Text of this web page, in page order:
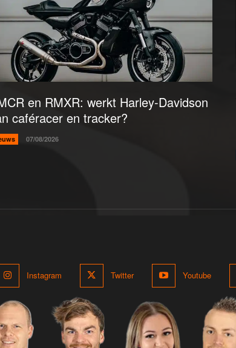
en RMXR: werkt Harley-Davidson
caféracer en tracker?
07/08/2026
Instagram Twitter Youtube